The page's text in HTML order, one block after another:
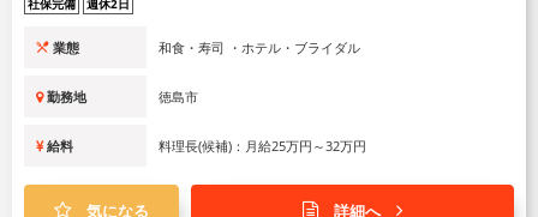
業態 和食・寿司 ・ホテル・ブライダル
勤務地 徳島市
給料 料理長(候補)：月給25万円～32万円
気になる 詳細へ